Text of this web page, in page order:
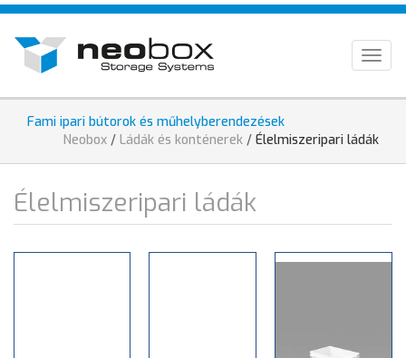
Ugrás
tartalomra
EN
Fami ipari bútorok és műhelyberendezések
Jelenlegi
hely
Neobox / Ládák és konténerek / Élelmiszeripari ládák
Élelmiszeripari ládák